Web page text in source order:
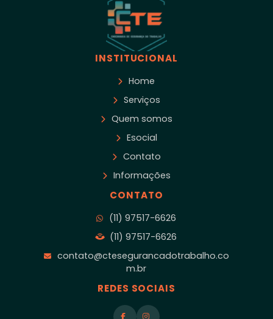
INSTITUCIONAL
Home
Serviços
Quem somos
Esocial
Contato
Informações
CONTATO
(11) 97517-6626
(11) 97517-6626
contato@ctesegurancadotrabalho.co
m.br
REDES SOCIAIS